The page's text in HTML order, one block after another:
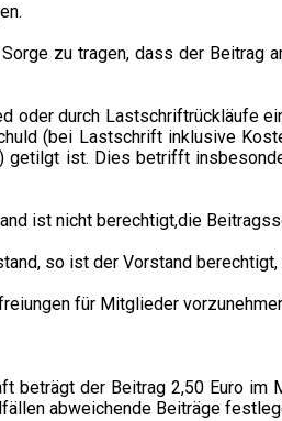
zu tragen, dass der Beitrag
oder durch Lastschriftrückläufe
(bei Lastschrift inklusive
getilgt ist. Dies betrifft
ist nicht berechtigt,die
so ist der Vorstand
für Mitglieder
beträgt der Beitrag 2,50 Euro im
abweichende Beiträge